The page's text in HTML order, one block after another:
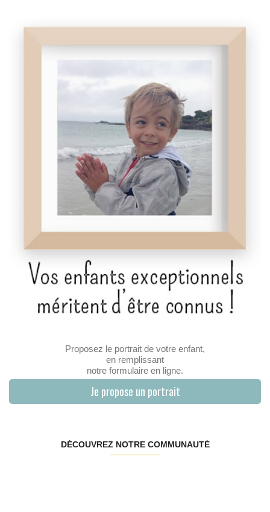
Proposez le portrait de votre enfant,
en remplissant
notre formulaire en ligne.
Je propose un portrait
DÉCOUVREZ NOTRE COMMUNAUTÉ